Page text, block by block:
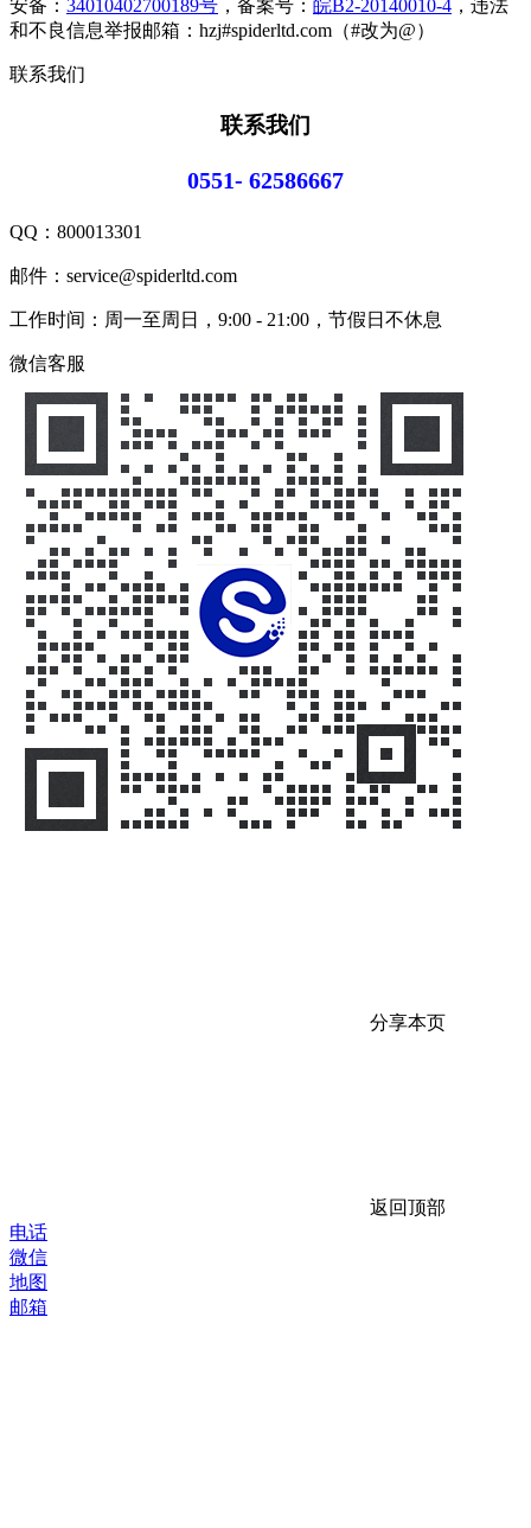
安备： 34010402700189号 ，备案号： 皖B2-20140010-4 ，违法
和不良信息举报邮箱：hzj#spiderltd.com（#改为@）
联系我们
联系我们
0551- 62586667
QQ： 800013301
邮件：service@spiderltd.com
工作时间：周一至周日，9:00 - 21:00，节假日不休息
微信客服
分享本页
返回顶部
电话
微信
地图
邮箱